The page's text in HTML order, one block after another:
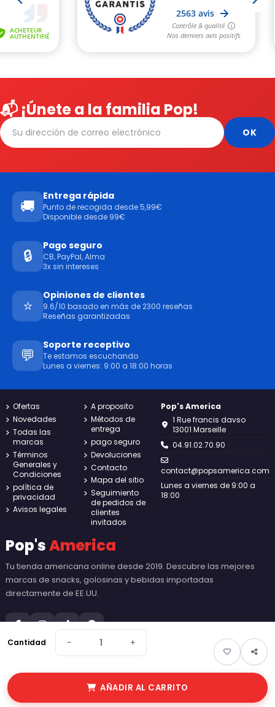
Cantidad − +
AÑADIR AL CARRITO
📬 ¡Únete a la familia Pop!
🚚
Entrega rápida
Punto de recogida desde 5,99€
Disponible desde 99€
🔒
Pago seguro
CB, PayPal, Alma
3x sin intereses
⭐
Opiniones de clientes
9.6/10 basado en más de 2300 reseñas
Reseñas garantizadas
💬
Soporte receptivo
Te estamos escuchando
Lunes a viernes: 9:00 a 18:00 horas
Ofertas
Novedades
Todas las
marcas
Términos
Generales y
Condiciones
política de
privacidad
Avisos legales
A proposito
Métodos de
entrega
pago seguro
Devoluciones
Contacto
Mapa del sitio
Seguimiento
de pedidos de
clientes
invitados
Pop's America
1 Rue francis davso
13001 Marseille
04.91.02.70.90
contact@popsamerica.com
Lunes a viernes de 9:00 a
18:00
Pop'sAmerica
Tu tienda americana online desde 2019. Descubre las mejores
marcas de snacks, golosinas y bebidas importadas
directamente de EE.UU.
© 2026 Pop's America. Todos los derechos reservados - Made by
New